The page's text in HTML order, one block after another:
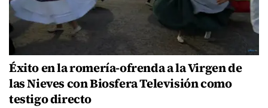
Éxito en la romería-ofrenda a la Virgen de
las Nieves con Biosfera Televisión como
testigo directo